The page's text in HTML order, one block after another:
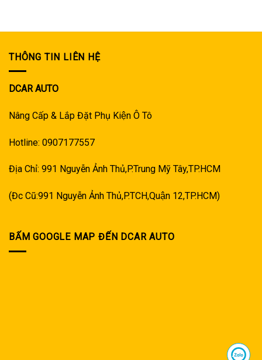
THÔNG TIN LIÊN HỆ
DCAR AUTO
Nâng Cấp & Lắp Đặt Phụ Kiện Ô Tô
Hotline: 0907177557
Địa Chỉ: 991 Nguyễn Ảnh Thủ,P.Trung Mỹ Tây,TP.HCM
(Đc Cũ:991 Nguyễn Ảnh Thủ,P.TCH,Quận 12,TP.HCM)
BẤM GOOGLE MAP ĐẾN DCAR AUTO